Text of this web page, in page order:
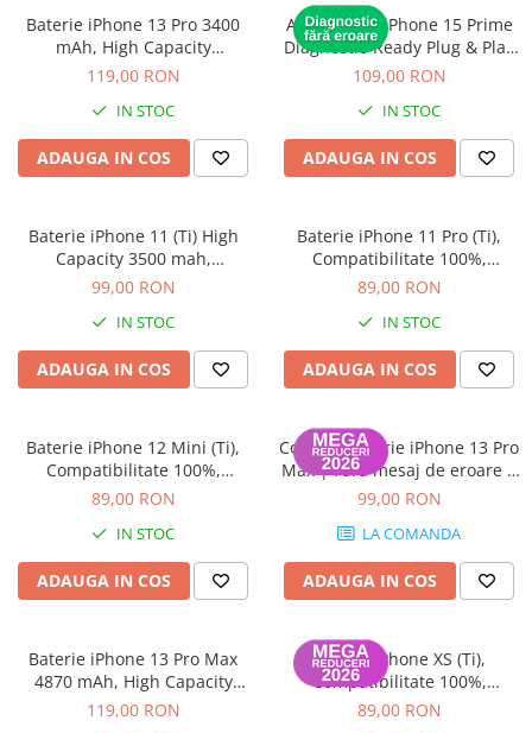
iPhone 16 Plus
iPhone 17
iPhone 15 Pro
iPhone 16
iPhone 15 Plus
iPhone 14 Pro Max
iPhone 14 Pro
iPhone 14 Plus
iPhone 14
iPhone 13 Pro Max
iPhone 13
iPhone 13 mini
iPhone 12 Pro Max
iPhone 12 Pro
iPhone 12 mini
iPhone 11 Pro Max
Baterie iPhone 13 Pro 3400
mAh, High Capacity
Diagnostic (diagnoza)
119,00 RON
IN STOC
ADAUGA IN COS
Acumulator iPhone 15 Prime
Diagnostic-Ready Plug & Play
cu diagnoză
109,00 RON
IN STOC
ADAUGA IN COS
Baterie iPhone 11 (Ti) High
Capacity 3500 mah,
Compatibilitate 100%,
99,00 RON
IN STOC
ADAUGA IN COS
Baterie iPhone 11 Pro (Ti),
Compatibilitate 100%,
Garanție 12 luni
89,00 RON
IN STOC
ADAUGA IN COS
Baterie iPhone 12 Mini (Ti),
Compatibilitate 100%,
Garanție 12 luni
89,00 RON
IN STOC
ADAUGA IN COS
ColorX – Baterie iPhone 13 Pro
Max | Fără mesaj de eroare |
100% Compatibilă | Garanție
99,00 RON
LA COMANDA
ADAUGA IN COS
Baterie iPhone 13 Pro Max
4870 mAh, High Capacity
Diagnostic (diagnoza)
119,00 RON
Baterie iPhone XS (Ti),
Compatibilitate 100%,
Garanție 12 luni
89,00 RON